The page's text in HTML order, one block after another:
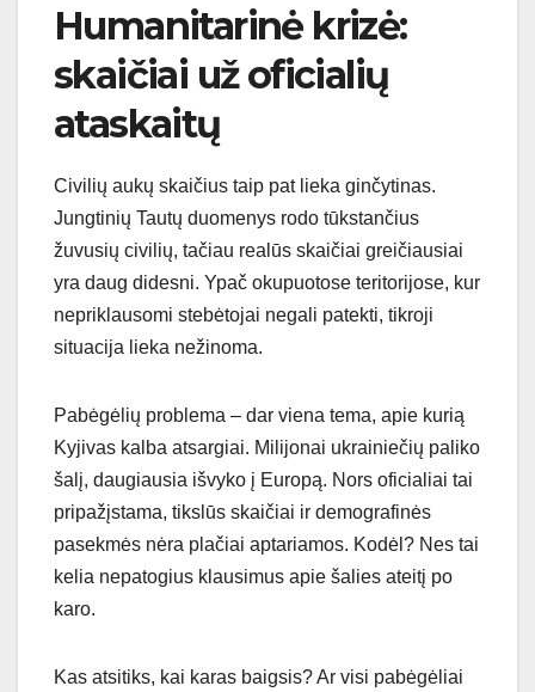
Humanitarinė krizė:
skaičiai už oficialių
ataskaitų
Civilių aukų skaičius taip pat lieka ginčytinas.
Jungtinių Tautų duomenys rodo tūkstančius
žuvusių civilių, tačiau realūs skaičiai greičiausiai
yra daug didesni. Ypač okupuotose teritorijose, kur
nepriklausomi stebėtojai negali patekti, tikroji
situacija lieka nežinoma.
Pabėgėlių problema – dar viena tema, apie kurią
Kyjivas kalba atsargiai. Milijonai ukrainiečių paliko
šalį, daugiausia išvyko į Europą. Nors oficialiai tai
pripažįstama, tikslūs skaičiai ir demografinės
pasekmės nėra plačiai aptariamos. Kodėl? Nes tai
kelia nepatogius klausimus apie šalies ateitį po
karo.
Kas atsitiks, kai karas baigsis? Ar visi pabėgėliai